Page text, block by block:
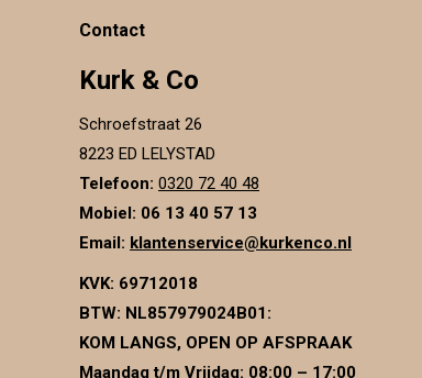
Contact
Kurk & Co
Schroefstraat 26
8223 ED LELYSTAD
Telefoon: 0320 72 40 48
Mobiel: 06 13 40 57 13
Email: klantenservice@kurkenco.nl
KVK: 69712018
BTW: NL857979024B01 :
KOM LANGS, OPEN OP AFSPRAAK
Maandag t/m Vrijdag: 08:00 – 17:00